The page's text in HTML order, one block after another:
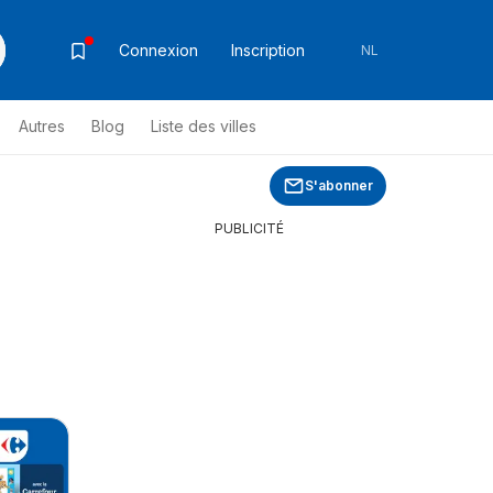
Connexion Inscription NL
Autres Blog Liste des villes
S'abonner
PUBLICITÉ